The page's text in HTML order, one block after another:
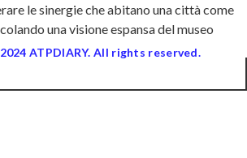
le sinergie che abitano una città come
una visione espansa del museo
ATPDIARY. All rights reserved.